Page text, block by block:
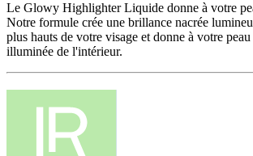
Le Glowy Highlighter Liquide donne à votre
Notre formule crée une brillance nacrée
plus hauts de votre visage et donne à votre
illuminée de l'intérieur.